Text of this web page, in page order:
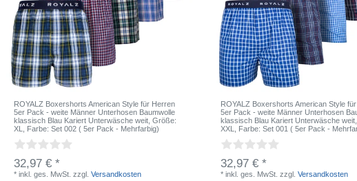
ROYALZ Boxershorts American Style für Herren
5er Pack - weite Männer Unterhosen Baumwolle
klassisch Blau Kariert Unterwäsche weit , Größe:
XL
, Farbe: Set 002 ( 5er Pack - Mehrfarbig)
32,97 € *
*inkl. ges. MwSt. zzgl.Versandkosten
ROYALZ Boxershorts American Style
5er Pack - weite Männer Unterhosen
klassisch Blau Kariert Unterwäsche weit
XXL
, Farbe: Set 001 ( 5er Pack -
32,97 € *
*inkl. ges. MwSt. zzgl.Versandkosten